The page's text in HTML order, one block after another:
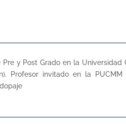
y Post Grado en la Universidad
Profesor invitado en la PUCMM